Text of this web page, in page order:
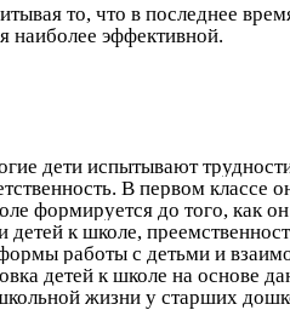
то, что в последнее
наиболее эффективной.
дети испытывают
В первом классе
формируется до того, как
к школе,
работы с детьми и
детей к школе на основе
жизни у старших